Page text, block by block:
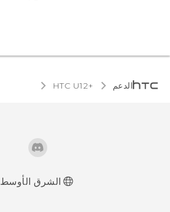
الدعم HTC U12+‎
الشرق الأوسط